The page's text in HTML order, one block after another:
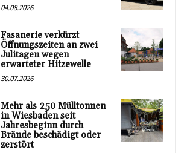
04.08.2026
Fasanerie verkürzt
Öffnungszeiten an zwei
Julitagen wegen
erwarteter Hitzewelle
30.07.2026
Mehr als 250 Mülltonnen
in Wiesbaden seit
Jahresbeginn durch
Brände beschädigt oder
zerstört